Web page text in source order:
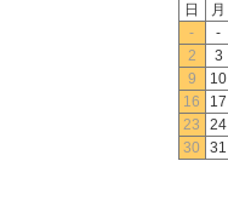
日
月
-
-
2
3
9
10
16
17
23
24
30
31